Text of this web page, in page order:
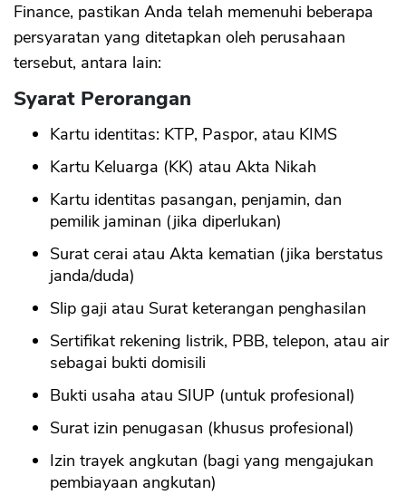
Finance, pastikan Anda telah memenuhi beberapa
persyaratan yang ditetapkan oleh perusahaan
tersebut, antara lain:
Syarat Perorangan
Kartu identitas: KTP, Paspor, atau KIMS
Kartu Keluarga (KK) atau Akta Nikah
Kartu identitas pasangan, penjamin, dan
pemilik jaminan (jika diperlukan)
Surat cerai atau Akta kematian (jika berstatus
janda/duda)
Slip gaji atau Surat keterangan penghasilan
Sertifikat rekening listrik, PBB, telepon, atau air
sebagai bukti domisili
Bukti usaha atau SIUP (untuk profesional)
Surat izin penugasan (khusus profesional)
Izin trayek angkutan (bagi yang mengajukan
pembiayaan angkutan)